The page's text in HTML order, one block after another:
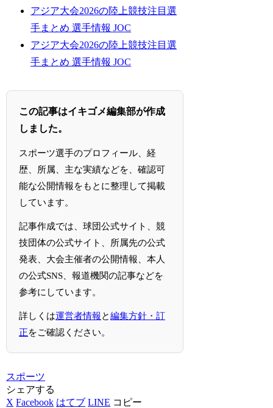
アジア大会2026の陸上競技注目選
手まとめ 選手情報 JOC
アジア大会2026の陸上競技注目選
手まとめ 選手情報 JOC
この記事はイキゴメ編集部が作成
しました。
スポーツ選手のプロフィール、経
歴、所属、主な実績などを、確認可
能な公開情報をもとに整理して掲載
しています。
記事作成では、球団公式サイト、競
技団体の公式サイト、所属先の公式
発表、大会主催者の公開情報、本人
の公式SNS、報道機関の記事などを
参考にしています。
詳しくは運営者情報と編集方針・訂
正をご確認ください。
スポーツ
シェアする
X Facebook はてブ LINE コピー